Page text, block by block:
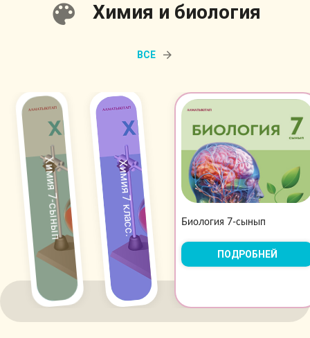
Химия и биология
ВСЕ
Химия 7-сынып Химия 7 класс. Биология 7-сынып
ПОДРОБНЕЙ